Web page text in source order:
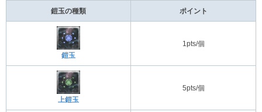
鎧玉の種類 ポイント
鎧玉
1pts/個
上鎧玉
5pts/個